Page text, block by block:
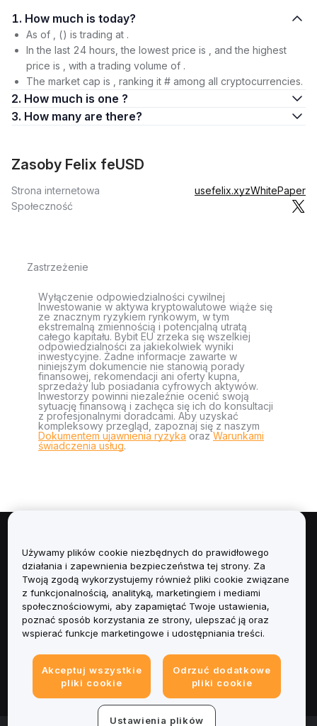
1. How much is today?
As of , () is trading at .
In the last 24 hours, the lowest price is , and the highest
price is , with a trading volume of .
The market cap is , ranking it # among all cryptocurrencies.
2. How much is one ?
3. How many are there?
Zasoby Felix feUSD
Strona internetowa usefelix.xyzWhitePaper
Społeczność
Zastrzeżenie
Wyłączenie odpowiedzialności cywilnej
Inwestowanie w aktywa kryptowalutowe wiąże się
ze znacznym ryzykiem rynkowym, w tym
ekstremalną zmiennością i potencjalną utratą
całego kapitału. Bybit EU zrzeka się wszelkiej
odpowiedzialności za jakiekolwiek wyniki
inwestycyjne. Żadne informacje zawarte w
niniejszym dokumencie nie stanowią porady
finansowej, rekomendacji ani oferty kupna,
sprzedaży lub posiadania cyfrowych aktywów.
Inwestorzy powinni niezależnie ocenić swoją
sytuację finansową i zachęca się ich do konsultacji
z profesjonalnymi doradcami. Aby uzyskać
kompleksowy przegląd, zapoznaj się z naszym
Dokumentem ujawnienia ryzyka orazWarunkami
świadczenia usług.
Informacje
Usługi
Obsługa Klienta
Informacje prawne
Używamy plików cookie niezbędnych do prawidłowego
działania i zapewnienia bezpieczeństwa tej strony. Za
Twoją zgodą wykorzystujemy również pliki cookie związane
z funkcjonalnością, analityką, marketingiem i mediami
społecznościowymi, aby zapamiętać Twoje ustawienia,
poznać sposób korzystania ze strony, ulepszać ją oraz
wspierać funkcje marketingowe i udostępniania treści.
Akceptuj wszystkie
pliki cookie
Odrzuć dodatkowe
pliki cookie
Ustawienia plików